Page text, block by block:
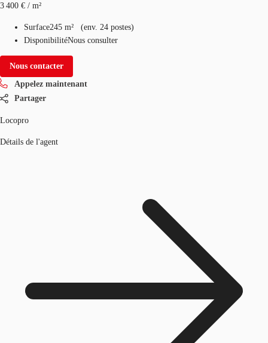
3 400 € / m²
Surface245 m² (env. 24 postes)
DisponibilitéNous consulter
Nous contacter
Appelez maintenant
Partager
Locopro
Détails de l'agent